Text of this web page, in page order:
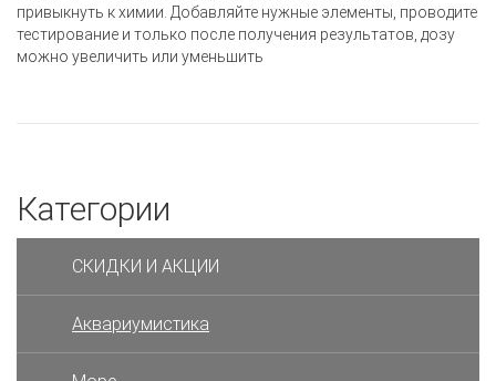
привыкнуть к химии. Добавляйте нужные элементы, проводите
тестирование и только после получения результатов, дозу
можно увеличить или уменьшить
Категории
СКИДКИ И АКЦИИ
Аквариумистика